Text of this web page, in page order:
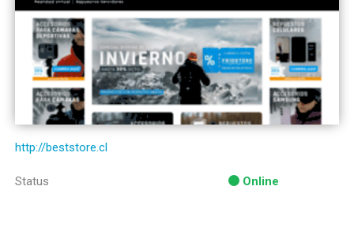
http://beststore.cl
Status Online